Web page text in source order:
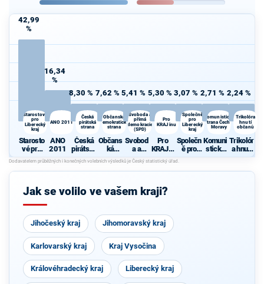
42,99
%
Starostové
pro
Liberecký
kraj
Starosto
vé pro
Liberec
ký kraj
16,34
%
ANO 2011
ANO
2011
8,30 %
Česká
pirátská
strana
Česká
pirátská
strana
7,62 %
Občanská
demokratická
strana
Občans
ká
demokr
atická
strana
5,41 %
Svoboda a
přímá
demokracie
(SPD)
Svobod
a a
přímá
demokr
acie
5,30 %
Pro
KRAJinu
Pro
KRAJin
u
3,07 %
Společně
pro
Liberecký
kraj
Společn
ě pro
Liberec
ký kraj
2,71 %
Komunistická
strana Čech a
Moravy
Komuni
stická
strana
Moravy
2,24 %
Trikolóra
hnutí
občanů
Trikolór
a hnutí
občanů
Jak se volilo ve vašem kraji?
Jihočeský kraj Jihomoravský kraj
Karlovarský kraj Kraj Vysočina
Královéhradecký kraj Liberecký kraj